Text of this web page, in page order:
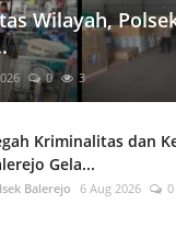
Wilayah,
0 3
Kriminalitas dan
Gela...
Balerejo 6 Aug 2026 0